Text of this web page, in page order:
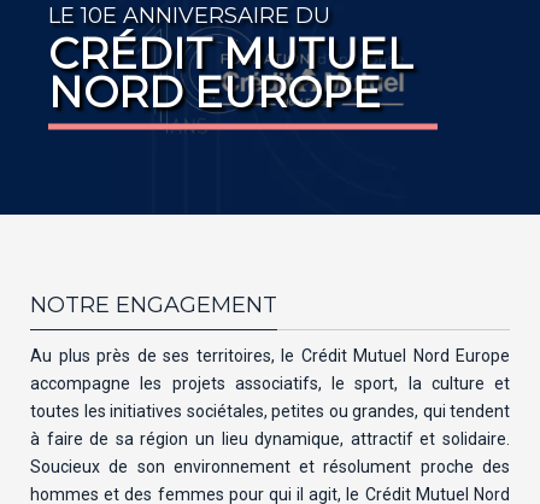
LE 10E ANNIVERSAIRE DU
CRÉDIT MUTUEL
NORD EUROPE
NOTRE ENGAGEMENT
Au plus près de ses territoires, le Crédit Mutuel Nord Europe
accompagne les projets associatifs, le sport, la culture et
toutes les initiatives sociétales, petites ou grandes, qui tendent
à faire de sa région un lieu dynamique, attractif et solidaire.
Soucieux de son environnement et résolument proche des
hommes et des femmes pour qui il agit, le Crédit Mutuel Nord